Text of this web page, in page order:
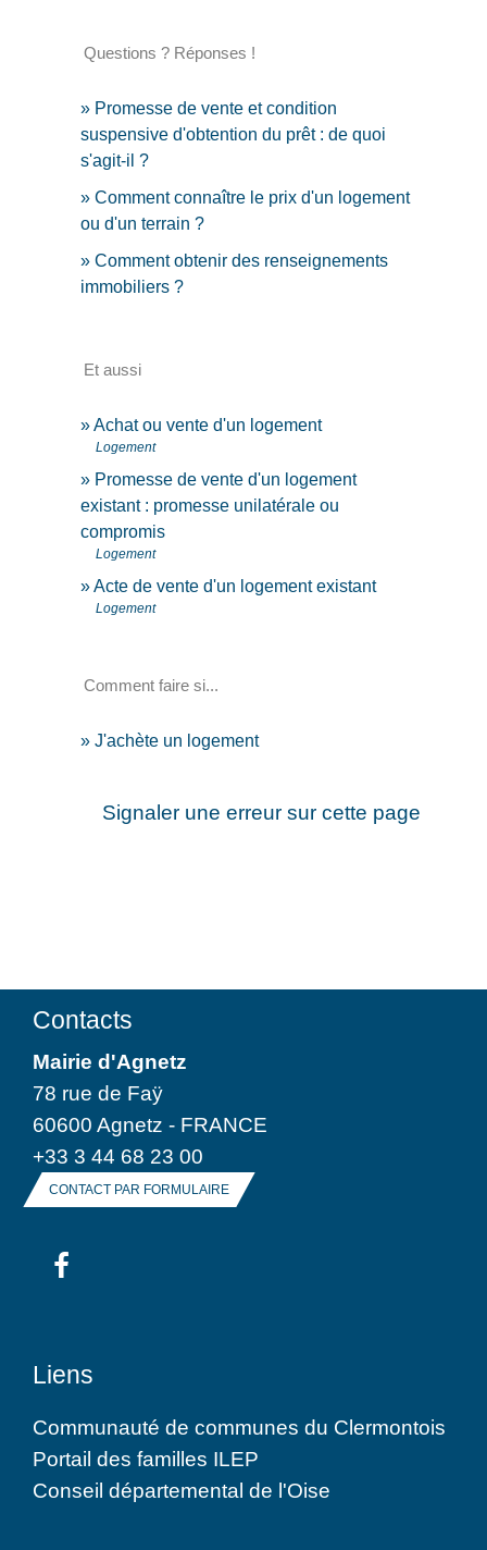
Questions ? Réponses !
Promesse de vente et condition
suspensive d'obtention du prêt : de quoi
s'agit-il ?
Comment connaître le prix d'un logement
ou d'un terrain ?
Comment obtenir des renseignements
immobiliers ?
Et aussi
Achat ou vente d'un logement
Logement
Promesse de vente d'un logement
existant : promesse unilatérale ou
compromis
Logement
Acte de vente d'un logement existant
Logement
Comment faire si...
J'achète un logement
Signaler une erreur sur cette page
Contacts
Mairie d'Agnetz
78 rue de Faÿ
60600 Agnetz - FRANCE
+33 3 44 68 23 00
CONTACT PAR FORMULAIRE
Liens
Communauté de communes du Clermontois
Portail des familles ILEP
Conseil départemental de l'Oise